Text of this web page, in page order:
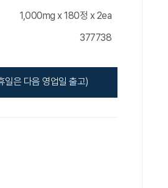
1,000mg x 180정 x 2ea
377738
일은 다음 영업일 출고)